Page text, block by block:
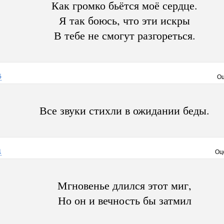
Как громко бьётся моё сердце.
Я так боюсь, что эти искры
В тебе не смогут разгореться.
Все звуки стихли в ожидании беды.
Мгновенье длился этот миг,
Но он и вечность бы затмил